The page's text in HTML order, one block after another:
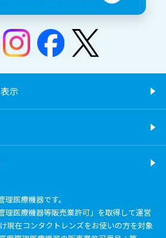
示
医療機器です。
理医療機器等販売業許可」を取得して運営
現在コンタクトレンズをお使いの方を対象